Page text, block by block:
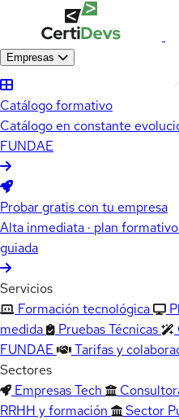
Empresas
Catálogo formativo
Catálogo en constante
FUNDAE
Probar gratis con tu empresa
Alta inmediata · plan
guiada
Servicios
Formación tecnológica
medida
Pruebas Técnicas
FUNDAE
Tarifas y
Sectores
Empresas Tech
RRHH y formación
Sector